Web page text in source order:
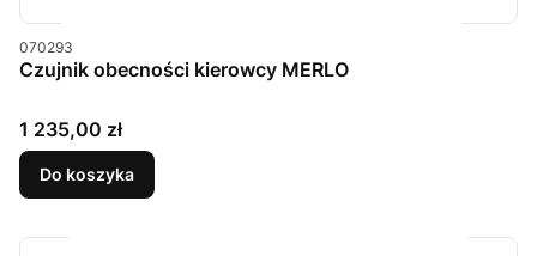
Kod produktu
070293
Czujnik obecności kierowcy MERLO
Cena
1 235,00 zł
Do koszyka